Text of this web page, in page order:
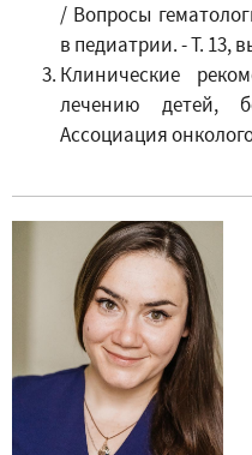
/ Вопросы
в педиатрии. - Т. 13,
Клинические
лечению детей,
Ассоциация